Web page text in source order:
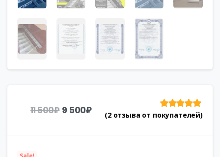
11 500₽ Первоначальная
9 500₽Текущая
цена:
Рейтингиз
(2отзыва от покупателей)